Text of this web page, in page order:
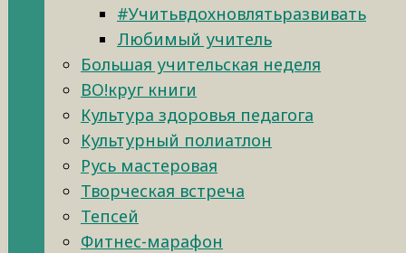
#Учитьвдохновлятьразвивать
Любимый учитель
Большая учительская неделя
ВО!круг книги
Культура здоровья педагога
Культурный полиатлон
Русь мастеровая
Творческая встреча
Тепсей
Фитнес-марафон